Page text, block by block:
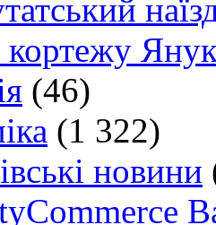
(46)
(1 322)
новини